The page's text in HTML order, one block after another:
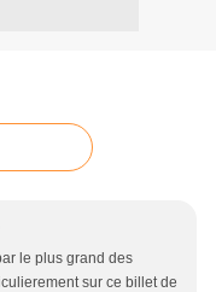
le plus grand des
sur ce billet de